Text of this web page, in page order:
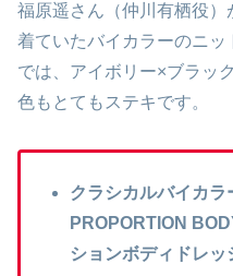
福原遥さん（仲川 有栖役）
着ていたバイカラーのニ
では、アイボリー×ブラッ
色もとてもステキです。
クラシカルバイカラ
PROPORTION
ションボディドレッ